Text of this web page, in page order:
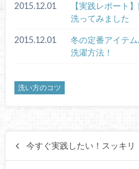
2015.12.01
【実践レポート
洗ってみました
2015.12.01
冬の定番アイテ
洗濯方法！
洗い方のコツ
今すぐ実践したい！スッキ